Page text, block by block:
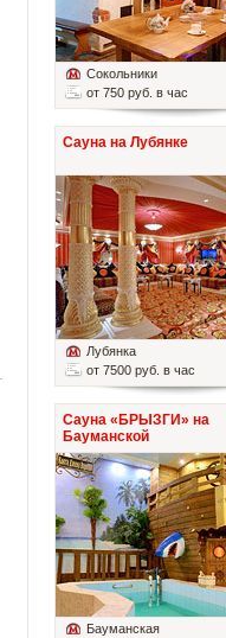
Сокольники
от 750 руб. в час
Сауна на Лубянке
Лубянка
от 7500 руб. в час
Сауна «БРЫЗГИ» на
Бауманской
Бауманская